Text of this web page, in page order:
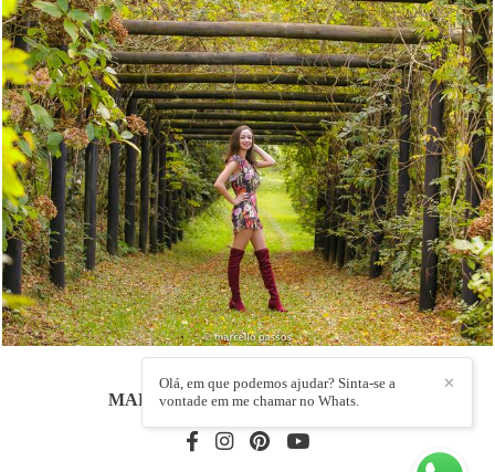
1596 8
MARCELLO PASSOS/CONTATO
✕
Olá, em que podemos ajudar? Sinta-se a
vontade em me chamar no Whats.